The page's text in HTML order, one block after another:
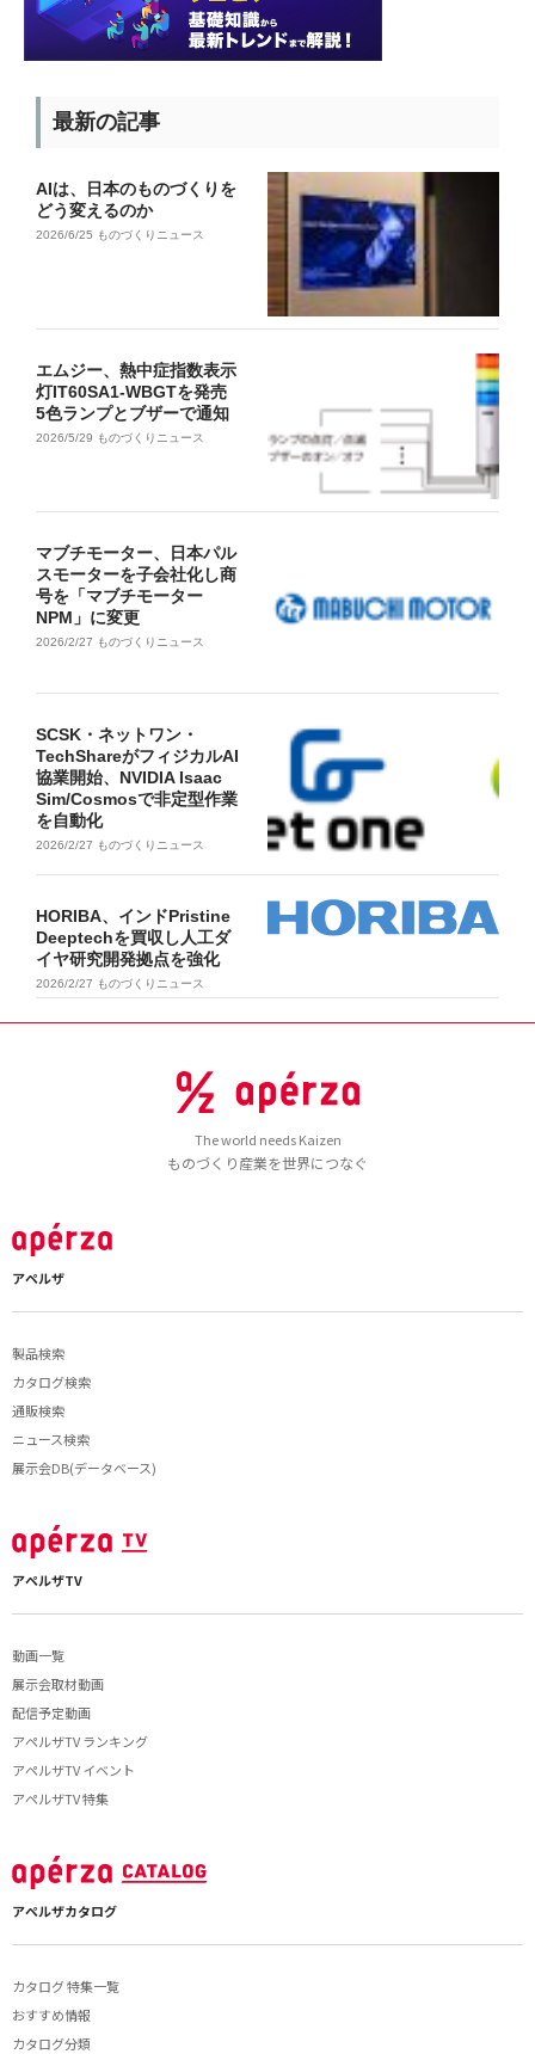
最新の記事
AIは、日本のものづくりを
どう変えるのか
2026/6/25 ものづくりニュース
エムジー、熱中症指数表示
灯IT60SA1-WBGTを発売
5色ランプとブザーで通知
2026/5/29 ものづくりニュース
マブチモーター、日本パル
スモーターを子会社化し商
号を「マブチモーター
NPM」に変更
2026/2/27 ものづくりニュース
SCSK・ネットワン・
TechShareがフィジカルAI
協業開始、NVIDIA Isaac
Sim/Cosmosで非定型作業
を自動化
2026/2/27 ものづくりニュース
HORIBA、インドPristine
Deeptechを買収し人工ダ
イヤ研究開発拠点を強化
2026/2/27 ものづくりニュース
The world needs Kaizen
ものづくり産業を世界につなぐ
アペルザ
製品検索
カタログ検索
通販検索
ニュース検索
展示会DB(データベース)
アペルザTV
動画一覧
展示会取材動画
配信予定動画
アペルザTV ランキング
アペルザTV イベント
アペルザTV 特集
アペルザカタログ
カタログ 特集一覧
おすすめ情報
カタログ分類